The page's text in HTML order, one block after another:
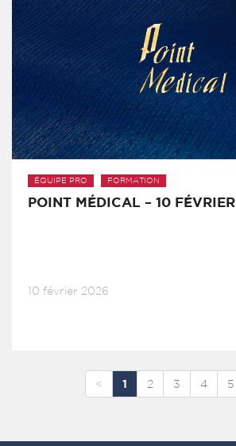
ÉQUIPE PRO FORMATION
POINT MÉDICAL – 10 FÉVRIER
10 février 2026
< 1 2 3 4 5